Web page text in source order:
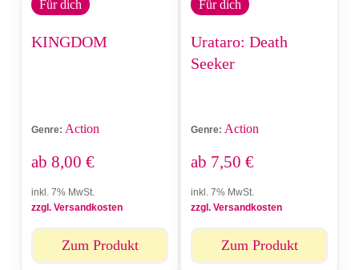
Für dich
KINGDOM
Genre: Action
ab 8,00 €
inkl. 7% MwSt.
zzgl. Versandkosten
Zum Produkt
Für dich
Urataro: Death
Seeker
Genre: Action
ab 7,50 €
inkl. 7% MwSt.
zzgl. Versandkosten
Zum Produkt